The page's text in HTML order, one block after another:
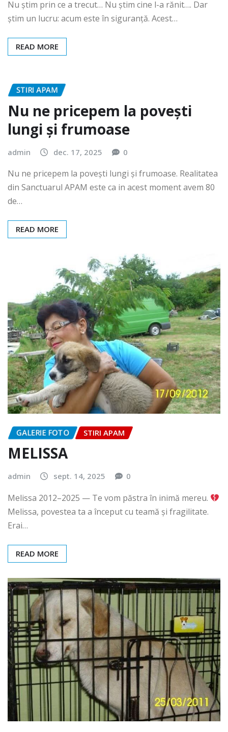
Nu știm prin ce a trecut… Nu știm cine l-a rănit…. Dar
știm un lucru: acum este în siguranță. Acest…
STIRI APAM
Nu ne pricepem la povești
lungi și frumoase
admin dec. 17, 2025
Nu ne pricepem la povești lungi și frumoase. Realitatea
din Sanctuarul APAM este ca in acest moment avem 80
de…
GALERIE FOTO
MELISSA
admin sept. 14, 2025 0
Melissa 2012–2025 — Te vom păstra în inimă mereu.
Melissa, povestea ta a început cu teamă și fragilitate.
Erai…